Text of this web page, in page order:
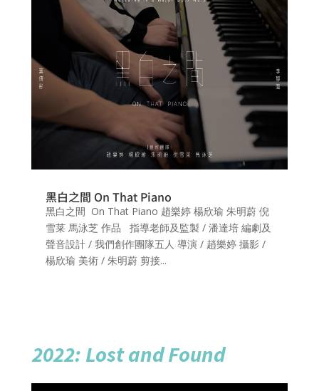
黑白之間 On That Piano
黑白之間 On That Piano 趙樂婷 楊欣瑜 朱明蔚 倪
雪莱 馬泳芝 作品 指導老師及監製 / 潘達培 編劇及
聲音設計 / 我們創作團隊五人 導演 / 趙樂婷 攝影 /
楊欣瑜 美術 / 朱明蔚 剪接...
2022: Lost and Found